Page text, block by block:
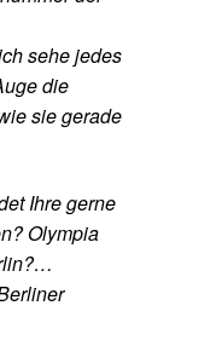
sehe jedes
die
sie gerade
Ihre gerne
Olympia